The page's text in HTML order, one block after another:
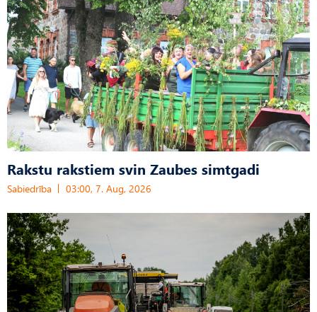
Rakstu rakstiem svin Zaubes simtgadi
Sabiedrība 03:00, 7. Aug, 2026